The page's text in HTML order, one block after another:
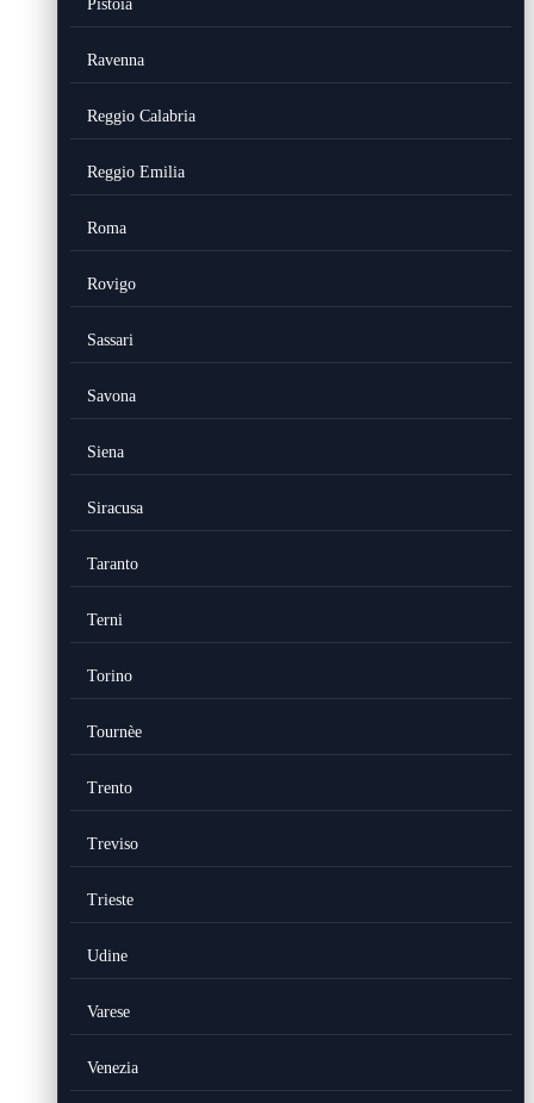
Pistoia
Ravenna
Reggio Calabria
Reggio Emilia
Roma
Rovigo
Sassari
Savona
Siena
Siracusa
Taranto
Terni
Torino
Tournèe
Trento
Treviso
Trieste
Udine
Varese
Venezia